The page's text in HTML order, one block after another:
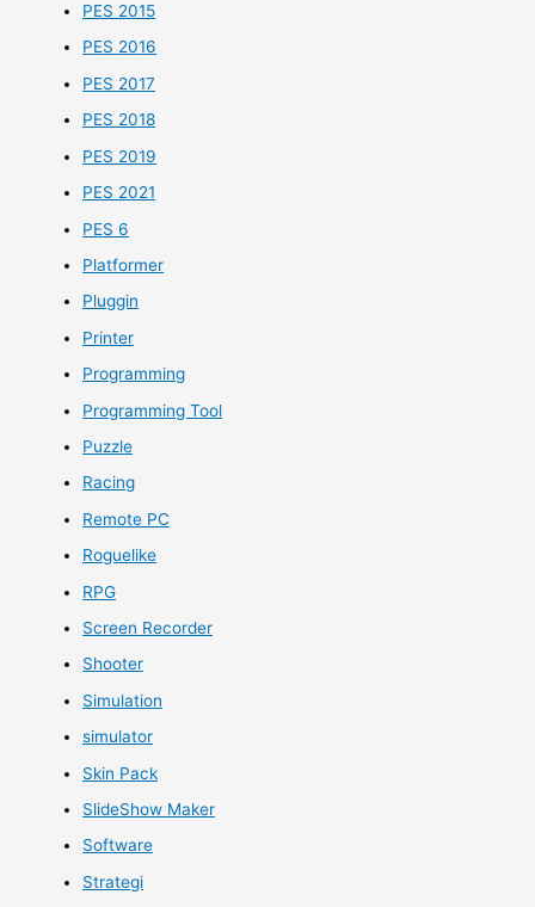
PES 2015
PES 2016
PES 2017
PES 2018
PES 2019
PES 2021
PES 6
Platformer
Pluggin
Printer
Programming
Programming Tool
Puzzle
Racing
Remote PC
Roguelike
RPG
Screen Recorder
Shooter
Simulation
simulator
Skin Pack
SlideShow Maker
Software
Strategi